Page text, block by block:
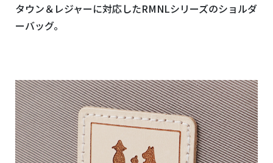
タウン＆レジャーに対応したRMNLシリーズのショルダ
ーバッグ。